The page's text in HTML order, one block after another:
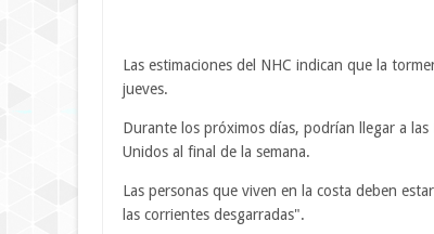
Las estimaciones del NHC indican que la
jueves.
Durante los próximos días, podrían llegar a
Unidos al final de la semana.
Las personas que viven en la costa deben
las corrientes desgarradas".